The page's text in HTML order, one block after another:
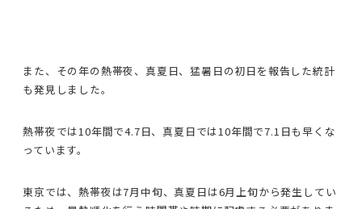
また、その年の熱帯夜、真夏日、猛暑日の初日を報告した統計
も発見しました。
熱帯夜では10年間で4.7日、真夏日では10年間で7.1日も早くな
っています。
東京では、熱帯夜は7月中旬、真夏日は6月上旬から発生してい